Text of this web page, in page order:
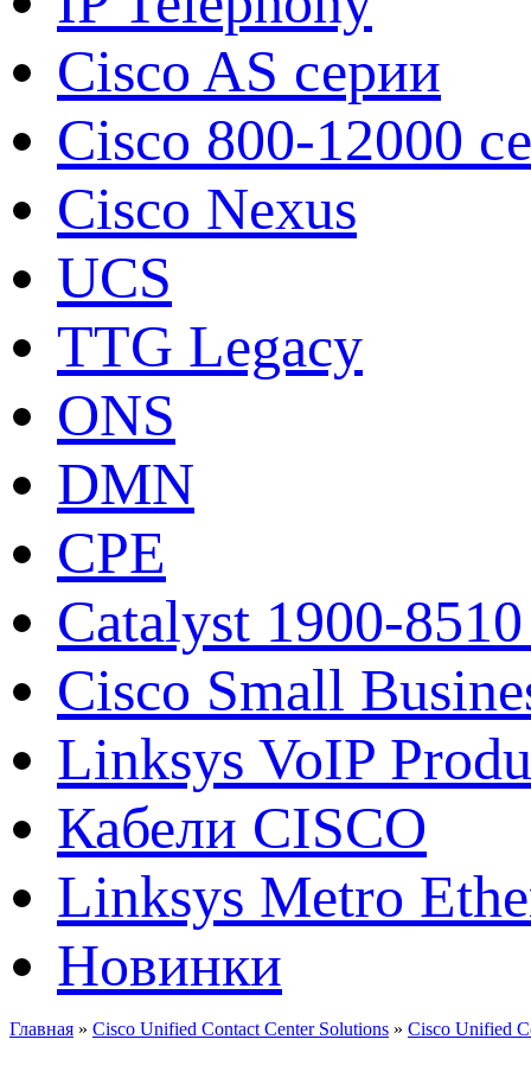
Cisco AS серии
Cisco 800-12000
Cisco Nexus
UCS
TTG Legacy
ONS
DMN
CPE
Catalyst 1900-
Cisco Small
Linksys VoIP
Кабели CISCO
Linksys Metro
Новинки
Главная » Cisco Unified Contact Center Solutions » Cisco Unified